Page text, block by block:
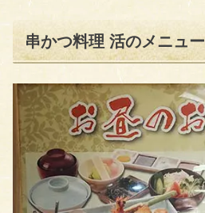
串かつ料理 活のメニュー